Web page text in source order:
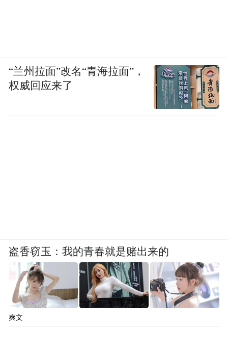
“特别声明：以上作品内容(包括在内的视频、图片或音
频)为凤凰网旗下自媒体平台“大风号”用户上传并发
布，本平台仅提供信息存储空间服务。
“兰州拉面”改名“青海拉面”，
权威回应来了
盗香窃玉：我的青春就是赌出来的
爽文